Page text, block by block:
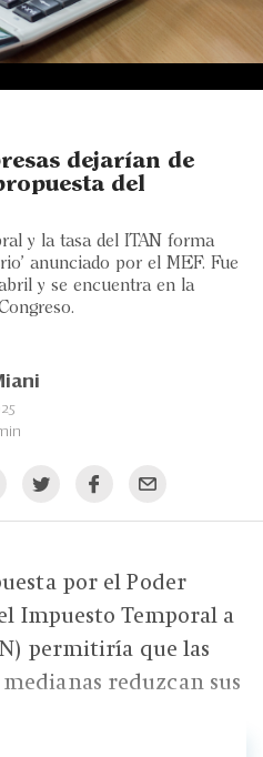
dejarían de
del
y la tasa del ITAN forma
anunciado por el MEF. Fue
y se encuentra en la
por el Poder
Impuesto Temporal a
permitiría que las
reduzcan sus